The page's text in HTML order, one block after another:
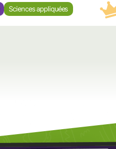
Sciences appliquées